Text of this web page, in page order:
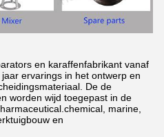
en karaffenfabrikant vanaf
ervarings in het ontwerp en
De de
worden wijd toegepast in de
marine,
en